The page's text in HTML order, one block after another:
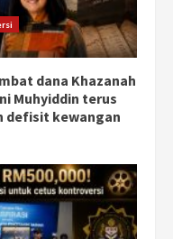
dana Khazanah
Muhyiddin terus
defisit kewangan